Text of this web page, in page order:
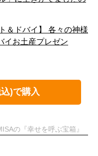
＆ドバイ】 各々の神様
イお土産プレゼン
)で購入
の『幸せを呼ぶ宝箱』